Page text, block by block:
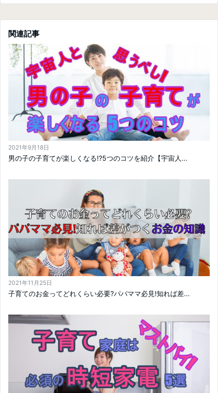
関連記事
2021年9月18日
男の子の子育てが楽しくなる!?5つのコツを紹介【宇宙人...
2021年11月25日
子育てのお金ってどれくらい必要?パパママ必見!知れば差...